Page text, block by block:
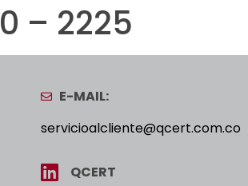
– 2225
E-MAIL:
servicioalcliente@qcert.com.co
QCERT